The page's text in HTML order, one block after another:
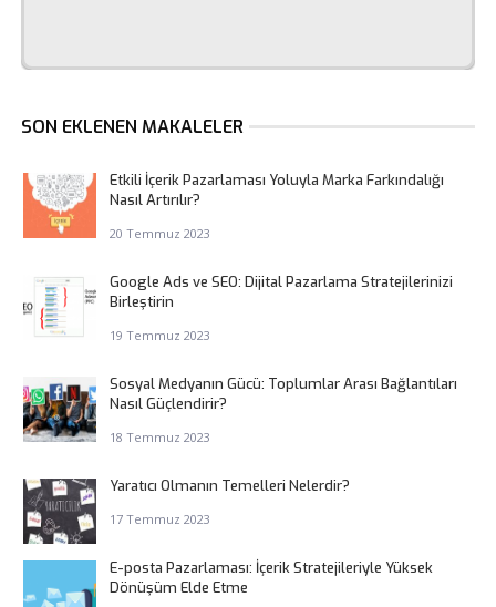
SON EKLENEN MAKALELER
Etkili İçerik Pazarlaması Yoluyla Marka Farkındalığı
Nasıl Artırılır?
20 Temmuz 2023
Google Ads ve SEO: Dijital Pazarlama Stratejilerinizi
Birleştirin
19 Temmuz 2023
Sosyal Medyanın Gücü: Toplumlar Arası Bağlantıları
Nasıl Güçlendirir?
18 Temmuz 2023
Yaratıcı Olmanın Temelleri Nelerdir?
17 Temmuz 2023
E-posta Pazarlaması: İçerik Stratejileriyle Yüksek
Dönüşüm Elde Etme